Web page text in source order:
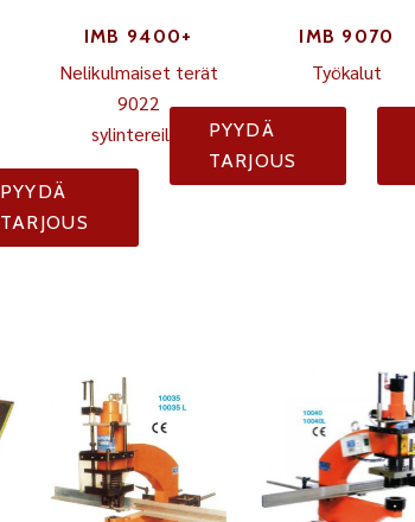
IMB 9400+
Nelikulmaiset terät
9022
sylintereille
PYYDÄ
TARJOUS
IMB 9070
Työkalut
PYYDÄ
TARJOUS